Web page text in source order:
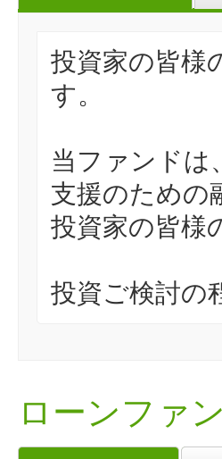
投資家の皆様
す。
当ファンドは
支援のための
投資家の皆様
投資ご検討の
ローンファ